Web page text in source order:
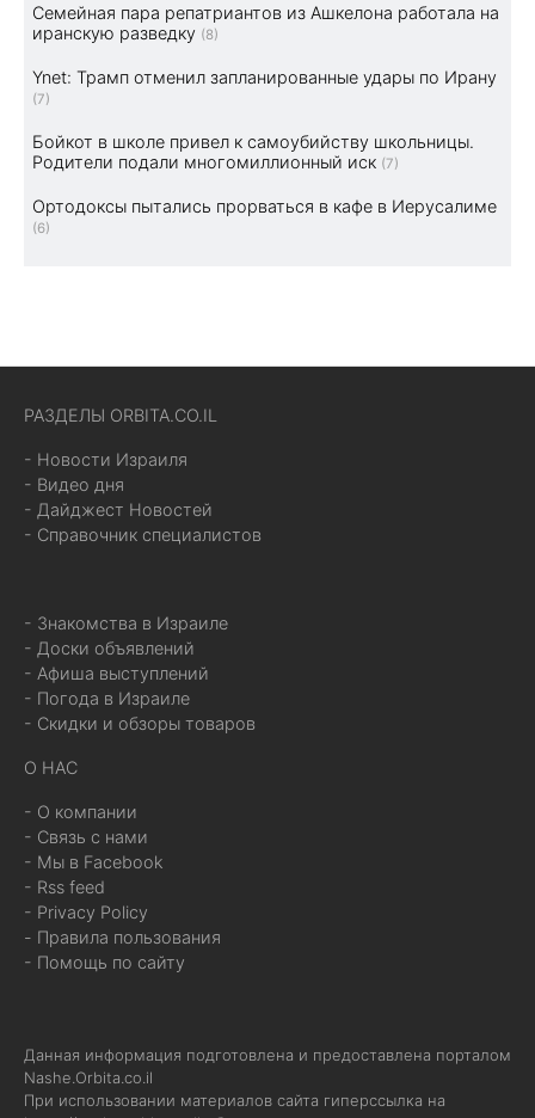
Семейная пара репатриантов из Ашкелона работала на
иранскую разведку (8)
Ynet: Трамп отменил запланированные удары по Ирану
(7)
Бойкот в школе привел к самоубийству школьницы.
Родители подали многомиллионный иск (7)
Ортодоксы пытались прорваться в кафе в Иерусалиме
(6)
РАЗДЕЛЫ ORBITA.CO.IL
- Новости Израиля
- Видео дня
- Дайджест Новостей
- Справочник специалистов
- Знакомства в Израиле
- Доски объявлений
- Афиша выступлений
- Погода в Израиле
- Скидки и обзоры товаров
О НАС
- О компании
- Связь с нами
- Мы в Facebook
- Rss feed
- Privacy Policy
- Правила пользования
- Помощь по сайту
Данная информация подготовлена и предоставлена порталом
Nashe.Orbita.co.il
При использовании материалов сайта гиперссылка на